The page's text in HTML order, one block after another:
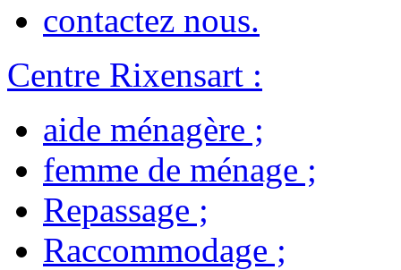
contactez nous.
Centre Rixensart :
aide ménagère ;
femme de ménage ;
Repassage ;
Raccommodage ;